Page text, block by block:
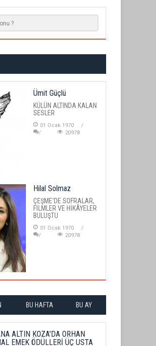
Ümit Güçlü
KÜLÜN ALTINDA KALAN
SESLER
01 Ocak 1970
20978
Hilal Solmaz
ÇEŞME'DE SOFRALAR,
FİLMLER VE HİKÂYELER
BULUŞTU
01 Ocak 1970
20978
BU HAFTA BU AY
ALTIN KOZA'DA ORHAN
EMEK ÖDÜLLERİ ÜÇ USTA